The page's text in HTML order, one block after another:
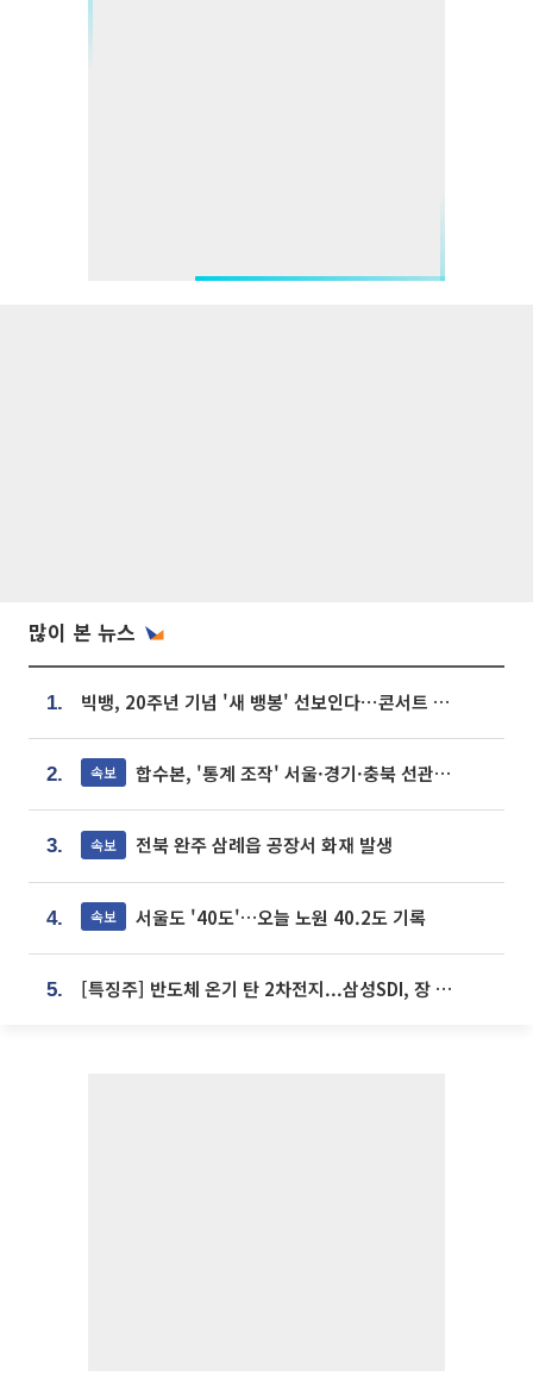
많이 본 뉴스
1. 빅뱅, 20주년 기념 '새 뱅봉' 선보인다⋯콘서트 앞두고 팝업 개최
2. 속보 합수본, '통계 조작' 서울·경기·충북 선관위 등 추가 압수수색
3. 속보 전북 완주 삼례읍 공장서 화재 발생
4. 속보 서울도 '40도'…오늘 노원 40.2도 기록
5. [특징주] 반도체 온기 탄 2차전지...삼성SDI, 장 초반 7% 넘게 껑충